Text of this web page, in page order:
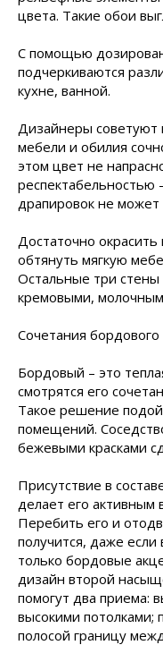
цвета. Такие обои
С помощью
подчеркиваются
кухне, ванной.
Дизайнеры советуют
мебели и обилия
этом цвет не
респектабельностью
драпировок не
Достаточно
обтянуть мягкую
Остальные три
кремовыми,
Сочетания
Бордовый – это
смотрятся его
Такое решение
помещений.
бежевыми красками
Присутствие в
делает его активным
Перебить его и
получится, даже
только бордовые
дизайн второй
помогут два приема:
высокими потолками;
полосой границу